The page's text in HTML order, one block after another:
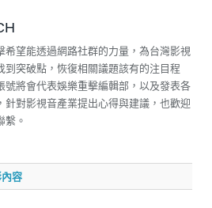
希望能透過網路社群的力量，為台灣影視
到突破點，恢復相關議題該有的注目程
號將會代表娛樂重擊編輯部，以及發表各
針對影視音產業提出心得與建議，也歡迎
繫。
容